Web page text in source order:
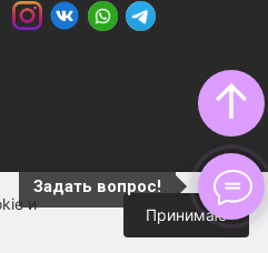
↑
Задать вопрос!
и
Принимаю